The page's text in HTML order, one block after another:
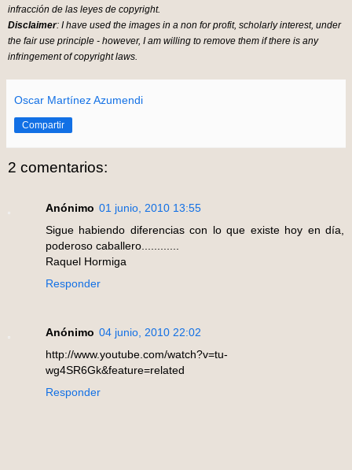
infracción de las leyes de copyright.
Disclaimer: I have used the images in a non for profit, scholarly interest, under
the fair use principle - however, I am willing to remove them if there is any
infringement of copyright laws.
Oscar Martínez Azumendi
Compartir
2 comentarios:
Anónimo 01 junio, 2010 13:55
Sigue habiendo diferencias con lo que existe hoy en día,
poderoso caballero............
Raquel Hormiga
Responder
Anónimo 04 junio, 2010 22:02
http://www.youtube.com/watch?v=tu-
wg4SR6Gk&feature=related
Responder